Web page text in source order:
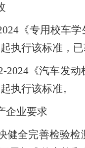
《专用校车
执行该标准 ，
2024《汽车发动
执行该标准。
企业要求
健全完善检验